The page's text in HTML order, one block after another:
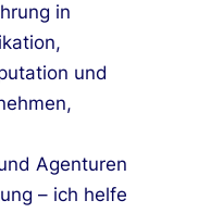
in
und
Agenturen
– ich helfe